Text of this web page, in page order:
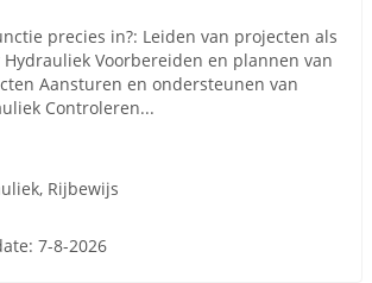
precies in?: Leiden van projecten als
Hydrauliek Voorbereiden en plannen van
Aansturen en ondersteunen van
Controleren...
Rijbewijs
7-8-2026